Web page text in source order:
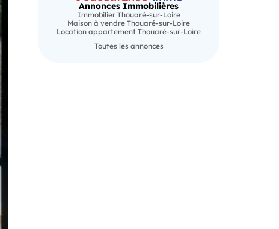
Annonces Immobilières
Immobilier Thouaré-sur-Loire
Maison à vendre Thouaré-sur-Loire
Location appartement Thouaré-sur-Loire
Toutes les annonces